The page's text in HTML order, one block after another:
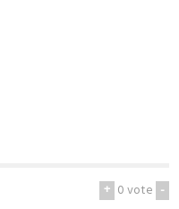
+ 0vote -